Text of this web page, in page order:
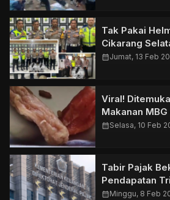
Tak Pakai
Cikarang
Tertangkap
calendar_monthJumat, 13 Feb
Viral!
Makanan MBG
Selatan
calendar_monthSelasa, 10 Feb
Tabir Pajak
Pendapatan
Tertutup?
calendar_monthMinggu, 8 Feb